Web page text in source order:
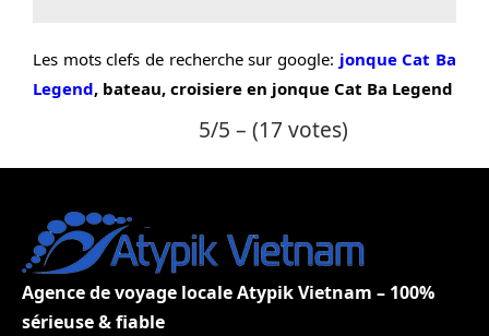
Les mots clefs de recherche sur google: jonque Cat Ba
Legend, bateau, croisiere en jonque Cat Ba Legend
5/5 – (17 votes)
Agence de voyage locale Atypik Vietnam – 100%
sérieuse & fiable